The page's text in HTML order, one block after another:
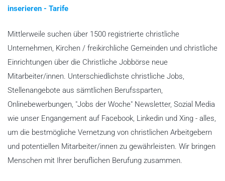
inserieren - Tarife
Mittlerweile suchen über 1500 registrierte christliche
Unternehmen, Kirchen / freikirchliche Gemeinden und christliche
Einrichtungen über die Christliche Jobbörse neue
Mitarbeiter/innen. Unterschiedlichste christliche Jobs,
Stellenangebote aus sämtlichen Berufssparten,
Onlinebewerbungen, "Jobs der Woche" Newsletter, Sozial Media
wie unser Engangement auf Facebook, Linkedin und Xing - alles,
um die bestmögliche Vernetzung von christlichen Arbeitgebern
und potentiellen Mitarbeiter/innen zu gewährleisten. Wir bringen
Menschen mit Ihrer beruflichen Berufung zusammen.